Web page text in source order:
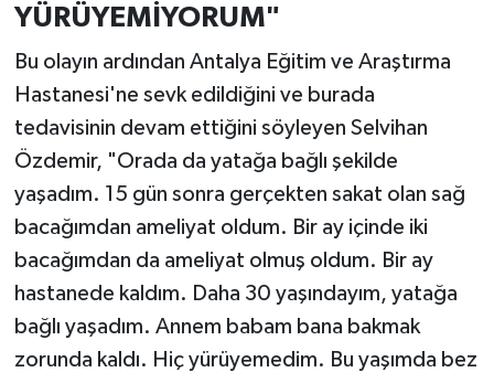
YÜRÜYEMİYORUM"
Bu olayın ardından Antalya Eğitim ve Araştırma
Hastanesi'ne sevk edildiğini ve burada
tedavisinin devam ettiğini söyleyen Selvihan
Özdemir, "Orada da yatağa bağlı şekilde
yaşadım. 15 gün sonra gerçekten sakat olan sağ
bacağımdan ameliyat oldum. Bir ay içinde iki
bacağımdan da ameliyat olmuş oldum. Bir ay
hastanede kaldım. Daha 30 yaşındayım, yatağa
bağlı yaşadım. Annem babam bana bakmak
zorunda kaldı. Hiç yürüyemedim. Bu yaşımda bez